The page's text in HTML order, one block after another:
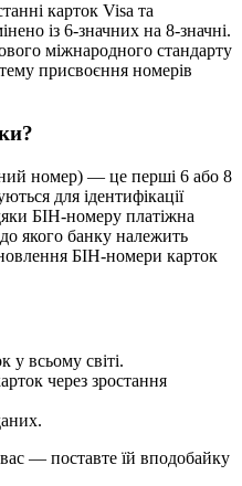
танні карток Visa та
інено із 6-значних на 8-значні.
вого міжнародного стандарту
тему присвоєння номерів
и?
ий номер) — це перші 6 або 8
ються для ідентифікації
яки БІН-номеру платіжна
до якого банку належить
овлення БІН-номери карток
к у всьому світі.
арток через зростання
аних.
вас — поставте їй вподобайку